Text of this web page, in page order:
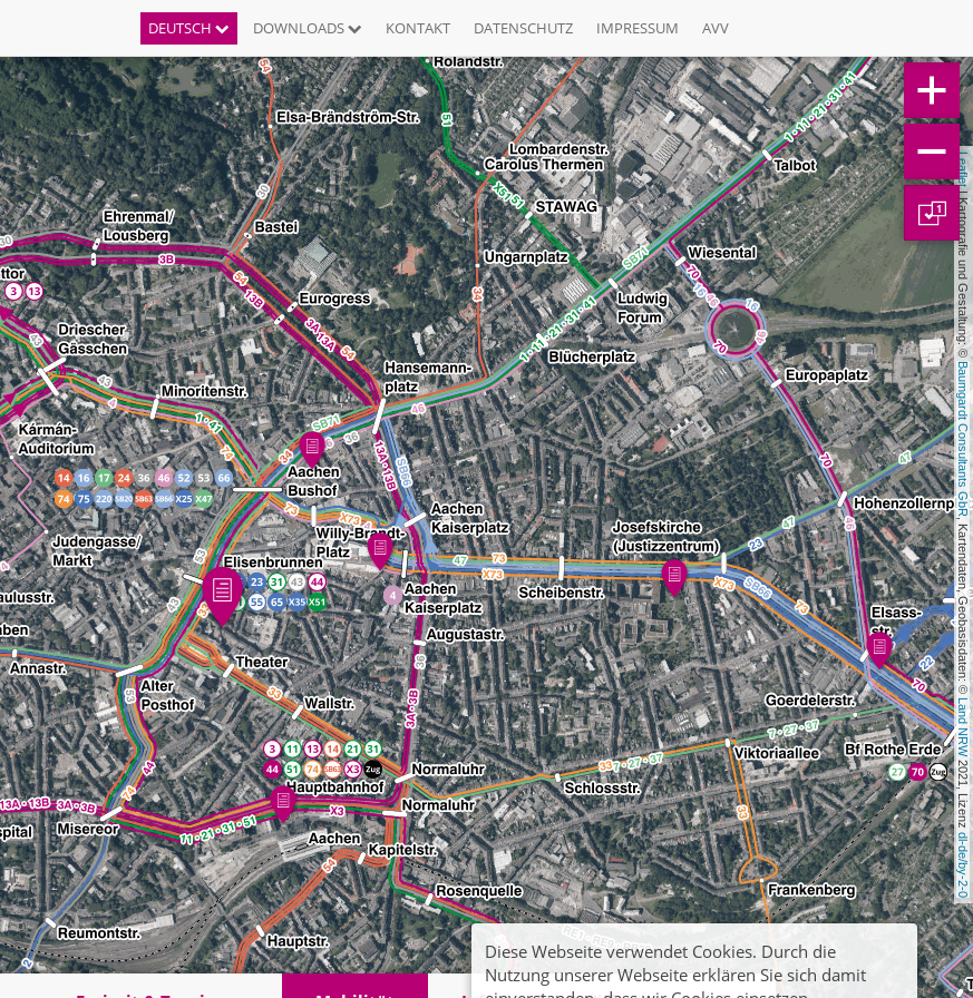
DEUTSCH DOWNLOADS KONTAKT DATENSCHUTZ IMPRESSUM AVV
Leaflet
| Kartografie und Gestaltung: ©
Baumgardt Consultants GbR
, Kartendaten, Geobasisdaten: ©
Land NRW
2021, Lizenz
dl-de/by-2-0
1
Diese Webseite verwendet Cookies. Durch die
Nutzung unserer Webseite erklären Sie sich damit